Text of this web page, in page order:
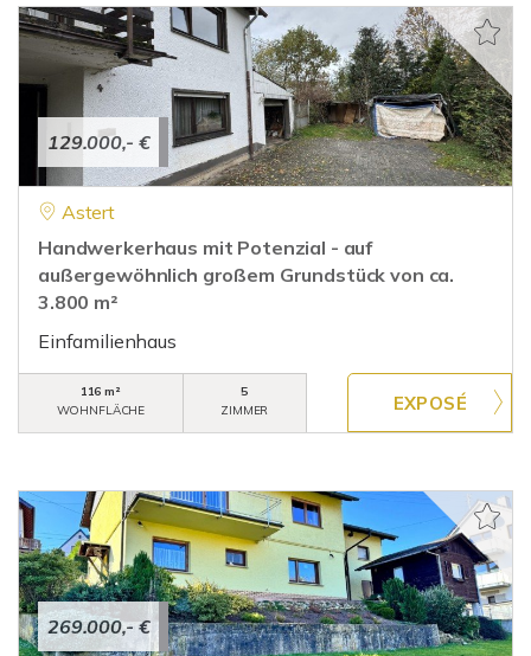
129.000,- €
Astert
Handwerkerhaus mit Potenzial - auf
außergewöhnlich großem Grundstück von ca.
3.800 m²
Einfamilienhaus
116 m²
WOHNFLÄCHE
5
ZIMMER
269.000,- €